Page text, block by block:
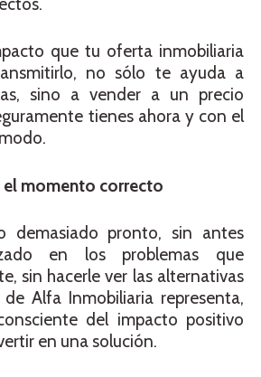
que tu oferta inmobiliaria
no sólo te ayuda a
sino a vender a un precio
tienes ahora y con el
el momento correcto
demasiado pronto, sin antes
en los problemas que
sin hacerle ver las alternativas
Alfa Inmobiliaria representa,
del impacto positivo
en una solución.